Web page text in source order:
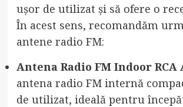
ușor de utilizat și să ofere o
În acest sens, recomandăm
antene radio FM:
Antena Radio FM Indoor RCA
antena radio FM internă
de utilizat, ideală pentru